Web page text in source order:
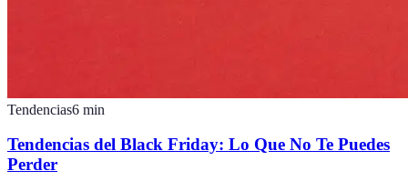
Tendencias6 min
Tendencias del Black Friday: Lo Que No Te Puedes
Perder